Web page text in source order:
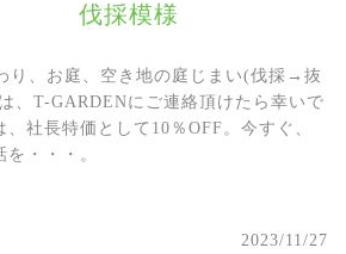
伐採模様
り、お庭、空き地の庭じまい(伐採→抜
、T-GARDENにご連絡頂けたら幸いで
社長特価として10％OFF。今すぐ、
・・・。
2023/11/27